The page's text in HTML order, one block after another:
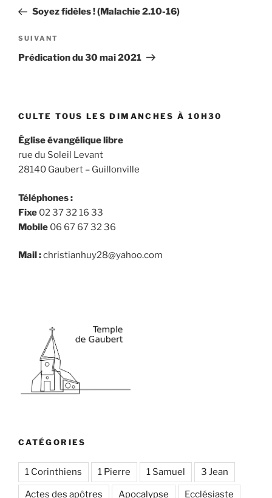
l’article
précédent
Soyez fidèles ! (Malachie 2.10-16)
Article
suivant
SUIVANT
Prédication du 30 mai 2021
CULTE TOUS LES DIMANCHES À 10H30
Église évangélique libre
rue du Soleil Levant
28140 Gaubert – Guillonville
Téléphones :
Fixe 02 37 32 16 33
Mobile 06 67 67 32 36
Mail :christianhuy28@yahoo.com
CATÉGORIES
1 Corinthiens 1 Pierre 1 Samuel 3 Jean
Actes des apôtres Apocalypse Ecclésiaste